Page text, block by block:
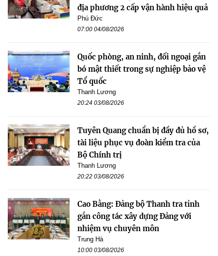
địa phương 2 cấp vận hành hiệu quả
Phú Đức
07:00 04/08/2026
Quốc phòng, an ninh, đối ngoại gắn
bó mật thiết trong sự nghiệp bảo vệ
Tổ quốc
Thanh Lương
20:24 03/08/2026
Tuyên Quang chuẩn bị đầy đủ hồ sơ,
tài liệu phục vụ đoàn kiểm tra của
Bộ Chính trị
Thanh Lương
20:22 03/08/2026
Cao Bằng: Đảng bộ Thanh tra tỉnh
gắn công tác xây dựng Đảng với
nhiệm vụ chuyên môn
Trung Hà
10:00 03/08/2026